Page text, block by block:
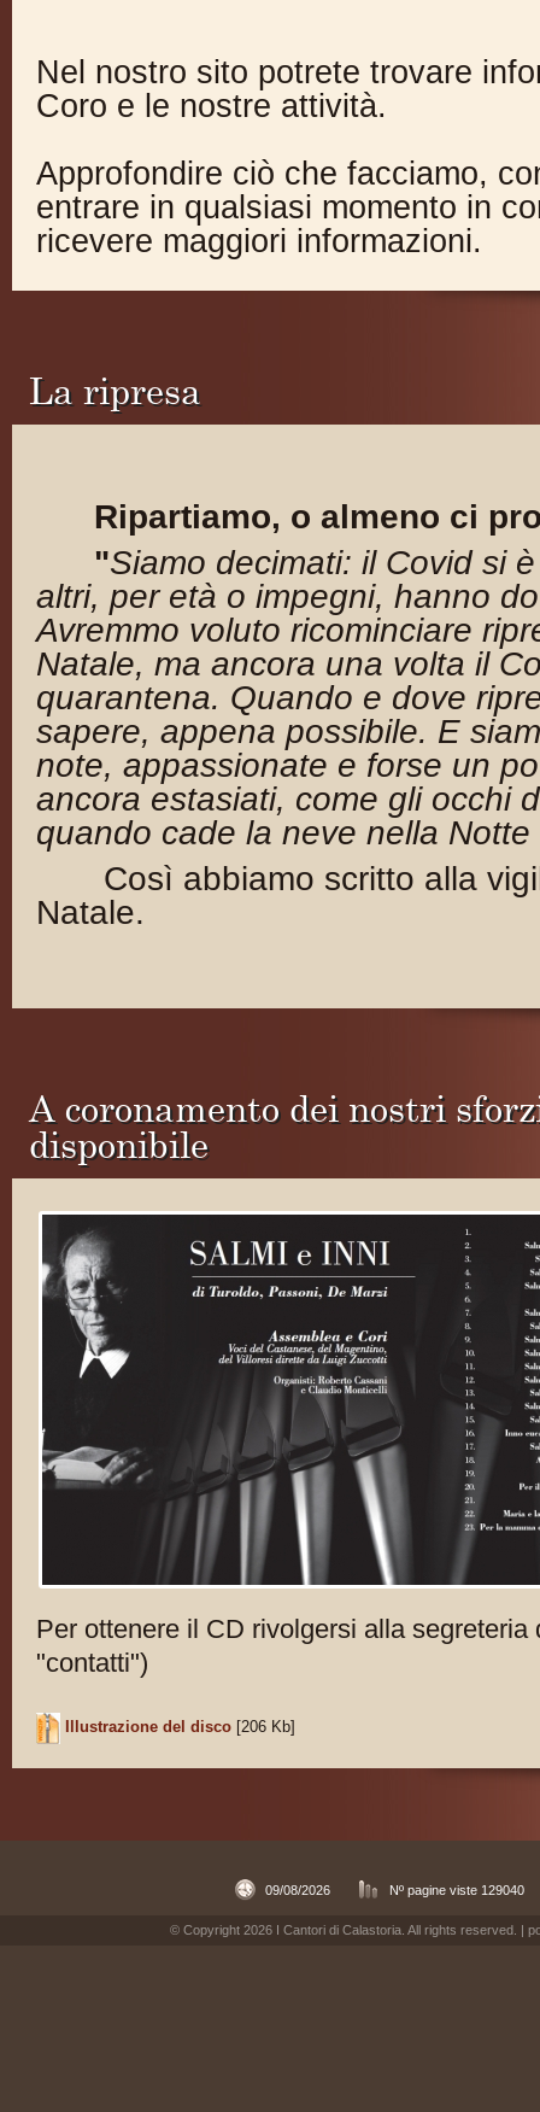
Nel nostro sito potrete trovare
Coro e le nostre attività.
Approfondire ciò che facciamo,
entrare in qualsiasi momento in
ricevere maggiori informazioni.
La ripresa
Ripartiamo, o almeno ci
"Siamo decimati: il Covid si
altri, per età o impegni, hanno
Avremmo voluto ricominciare
Natale, ma ancora una volta il
quarantena. Quando e dove
sapere, appena possibile. E
note, appassionate e forse un
ancora estasiati, come gli occhi
quando cade la neve nella
Così abbiamo scritto alla
Natale.
A coronamento dei nostri
disponibile
Per ottenere il CD rivolgersi alla segreteria
"contatti")
Illustrazione del disco [206 Kb]
09/08/2026 Nº pagine viste 129040
© Copyright 2026 I Cantori di Calastoria. All rights reserved. |